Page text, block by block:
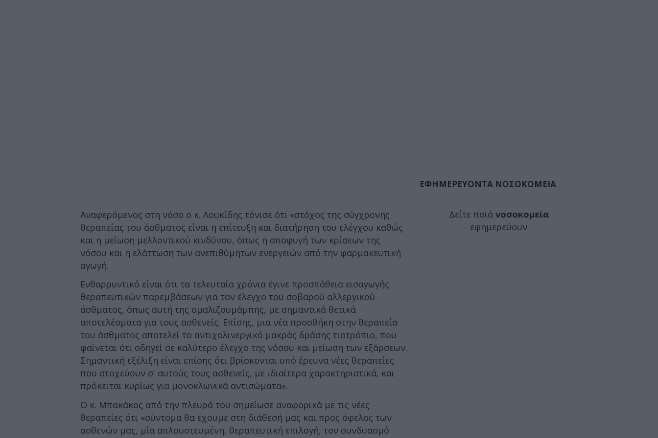
Αναφερόμενος στη νόσο ο κ. Λουκίδης τόνισε ότι «στόχος της σύγχρονης
θεραπείας του άσθματος είναι η επίτευξη και διατήρηση του ελέγχου καθώς
και η μείωση μελλοντικού κινδύνου, όπως η αποφυγή των κρίσεων της
νόσου και η ελάττωση των ανεπιθύμητων ενεργειών από την φαρμακευτική
αγωγή.
Ενθαρρυντικό είναι ότι τα τελευταία χρόνια έγινε προσπάθεια εισαγωγής
θεραπευτικών παρεμβάσεων για τον έλεγχo του σοβαρού αλλεργικού
άσθματος, όπως αυτή της ομαλιζουμάμπης, με σημαντικά θετικά
αποτελέσματα για τους ασθενείς. Επίσης, μια νέα προσθήκη στην θεραπεία
του άσθματος αποτελεί το αντιχολινεργικό μακράς δράσης τιοτρόπιο, που
φαίνεται ότι οδηγεί σε καλύτερο έλεγχο της νόσου και μείωση των εξάρσεων.
Σημαντική εξέλιξη είναι επίσης ότι βρίσκονται υπό έρευνα νέες θεραπείες
που στοχεύουν σ' αυτούς τους ασθενείς, με ιδιαίτερα χαρακτηριστικά, και
πρόκειται κυρίως για μονοκλωνικά αντισώματα».
Ο κ. Μπακάκος από την πλευρά του σημείωσε αναφορικά με τις νέες
θεραπείες ότι «σύντομα θα έχουμε στη διάθεσή μας και προς όφελος των
ασθενών μας, μία απλουστευμένη, θεραπευτική επιλογή, τον συνδυασμό
ΕΦΗΜΕΡΕΥΟΝΤΑ ΝΟΣΟΚΟΜΕΙΑ
Δείτε ποιά νοσοκομεία
εφημερεύουν